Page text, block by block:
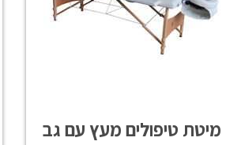
מיטת טיפולים מעץ עם גב